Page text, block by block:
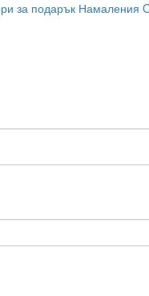
за подарък Намаления